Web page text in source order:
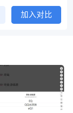
加入对比